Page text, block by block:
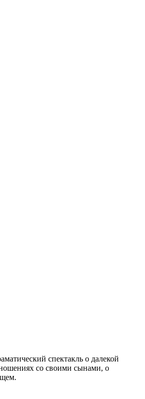
спектакль о далекой
со своими сынами, о